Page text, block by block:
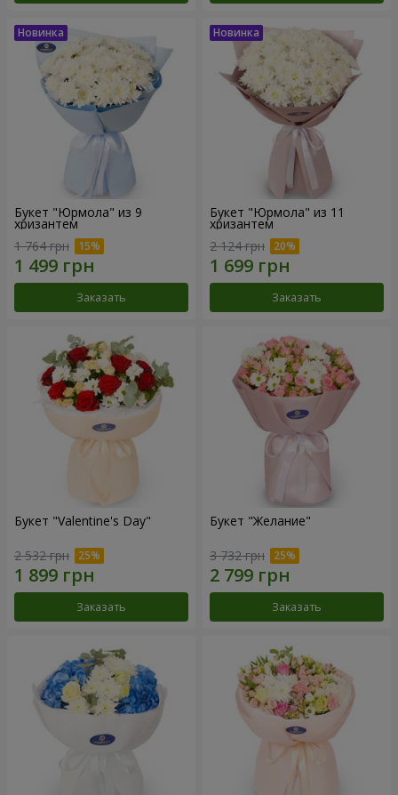
Букет "Юрмола" из 9
хризантем
1 764 грн
Заказать
Букет "Юрмола" из 11
хризантем
2 124 грн
Заказать
Букет "Valentine's Day"
2 532 грн
Заказать
Букет "Желание"
3 732 грн
Заказать